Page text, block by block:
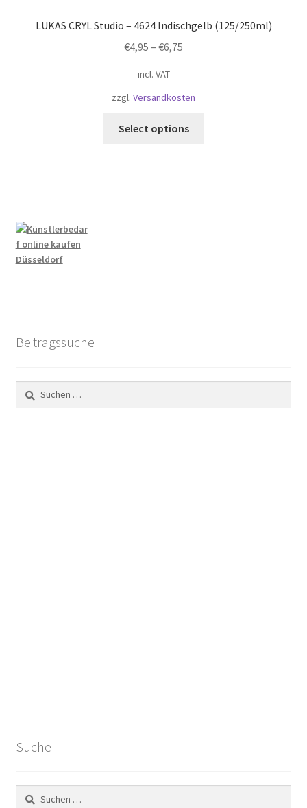
LUKAS CRYL Studio – 4624 Indischgelb (125/250ml)
€4,95 – €6,75
incl. VAT
zzgl. Versandkosten
Select options
Beitragssuche
nach:
Suche
Suchen